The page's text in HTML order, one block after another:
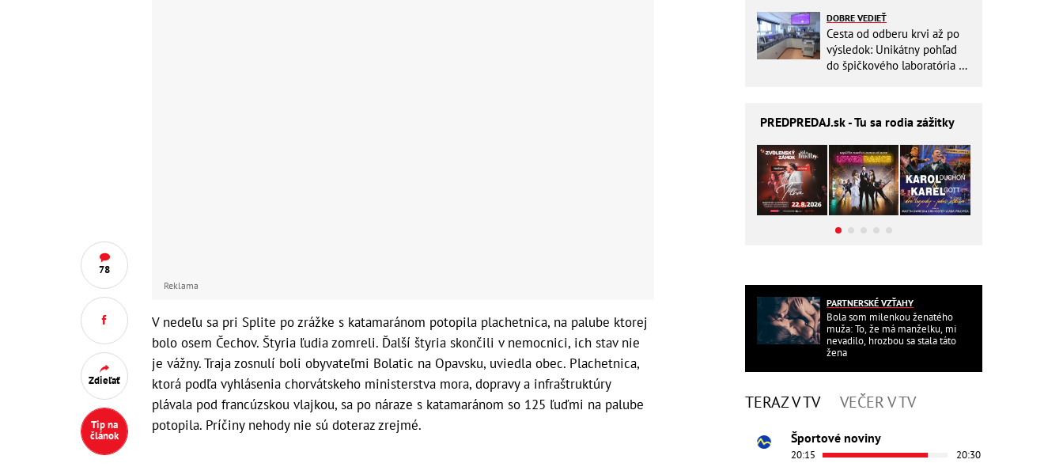
78
Zdieľať
Tip na
článok
Reklama
V nedeľu sa pri Splite po zrážke s katamaránom potopila plachetnica, na palube ktorej
bolo osem Čechov. Štyria ľudia zomreli. Ďalší štyria skončili v nemocnici, ich stav nie
je vážny. Traja zosnulí boli obyvateľmi Bolatic na Opavsku, uviedla obec. Plachetnica,
ktorá podľa vyhlásenia chorvátskeho ministerstva mora, dopravy a infraštruktúry
plávala pod francúzskou vlajkou, sa po náraze s katamaránom so 125 ľuďmi na palube
potopila. Príčiny nehody nie sú doteraz zrejmé.
DOBRE VEDIEŤ
Cesta od odberu krvi až po
výsledok: Unikátny pohľad
do špičkového laboratória na
PREDPREDAJ.sk - Tu sa rodia zážitky
PARTNERSKÉ VZŤAHY
Bola som milenkou ženatého
muža: To, že má manželku, mi
nevadilo, hrozbou sa stala táto
žena
TERAZ V TV VEČER V TV
Športové noviny
20:15 20:30